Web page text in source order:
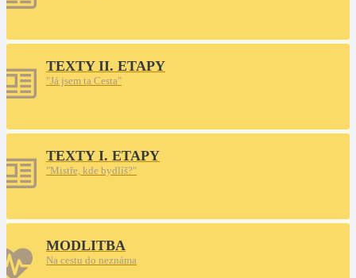
TEXTY II. ETAPY
"Já jsem ta Cesta"
TEXTY I. ETAPY
"Mistře, kde bydlíš?"
MODLITBA
Na cestu do neznáma